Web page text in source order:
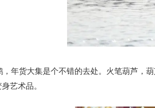
，年货大集是个不错的去处。火笔葫芦，
艺术品。